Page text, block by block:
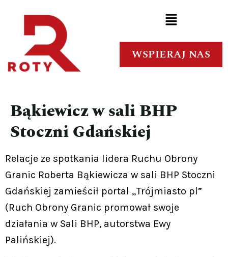
WSPIERAJ NAS
Bąkiewicz w sali BHP
Stoczni Gdańskiej
Relacje ze spotkania lidera Ruchu Obrony
Granic Roberta Bąkiewicza w sali BHP Stoczni
Gdańskiej zamieścił portal „Trójmiasto pl”
(Ruch Obrony Granic promował swoje
działania w Sali BHP, autorstwa Ewy
Palińskiej).